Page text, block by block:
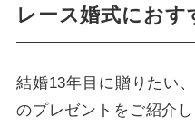
レース婚式におす
結婚13年目に贈りたい
のプレゼントをご紹介